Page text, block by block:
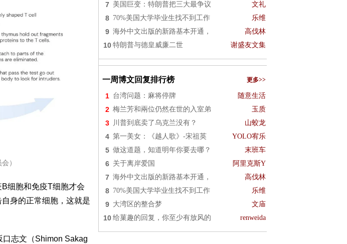
）
细胞和免疫T细胞才会
身的正常细胞，这就是
志文（Shimon Sakag
7 美国巨变：特朗普把三大最争议 文礼
8 70%美国大学毕业生找不到工作 乐维
9 海外中文出版的新路基本开通， 高伐林
10 特朗普与德皇威廉二世 谢盛友文集
一周博文回复排行榜 更多>>
1 台湾问题：麻将停牌 随意生活
2 梅兰芳和兩位仍然在世的入室弟 玉质
3 川普到底卖了乌克兰没有？ 山蛟龙
4 第一美女：《越人歌》-宋祖英 YOLO宥乐
5 做这道题，知道明年你要去哪？ 末班车
6 关于离岸爱国 阿里克斯Y
7 海外中文出版的新路基本开通， 高伐林
8 70%美国大学毕业生找不到工作 乐维
9 大湾区的整合梦 文庙
10 给菓趣的回复，你至少有放风的 renweida